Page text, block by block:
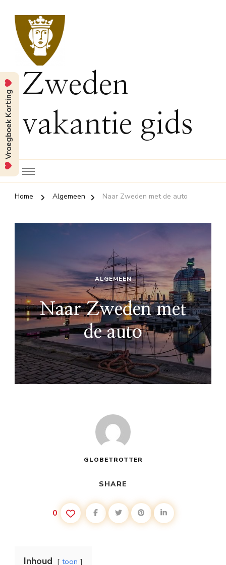
Zweden
vakantie gids
Home Algemeen Naar Zweden met de auto
ALGEMEEN
Naar Zweden met
de auto
GLOBETROTTER
SHARE
0
Inhoud toon
Vroegboek Korting